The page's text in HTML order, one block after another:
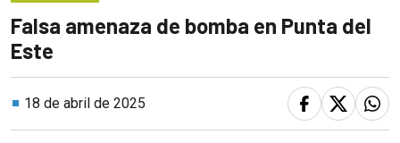
Falsa amenaza de bomba en Punta del
Este
18 de abril de 2025